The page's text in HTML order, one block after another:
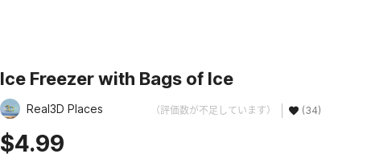
Ice Freezer with Bags of Ice
Real3D Places （評価数が不足しています） (34)
$4.99